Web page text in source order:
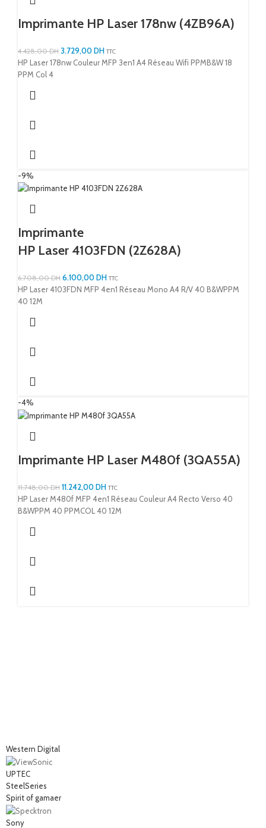
Imprimante HP Laser 178nw (4ZB96A)
4.428,00DH 3.729,00DH TTC
HP Laser 178nw Couleur MFP 3en1 A4 Réseau Wifi PPMB&W 18
PPM Col 4
-9%
Imprimante
HP Laser 4103FDN (2Z628A)
6.708,00DH 6.100,00DH TTC
HP Laser 4103FDN MFP 4en1 Réseau Mono A4 R/V 40 B&WPPM
40 12M
-4%
Imprimante HP Laser M480f (3QA55A)
11.748,00DH 11.242,00DH TTC
HP Laser M480f MFP 4en1 Réseau Couleur A4 Recto Verso 40
B&WPPM 40 PPMCOL 40 12M
Western Digital
UPTEC
SteelSeries
Spirit of gamaer
Sony